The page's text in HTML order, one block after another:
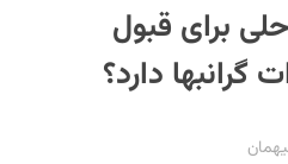
برای قبول
گرانبها دارد؟